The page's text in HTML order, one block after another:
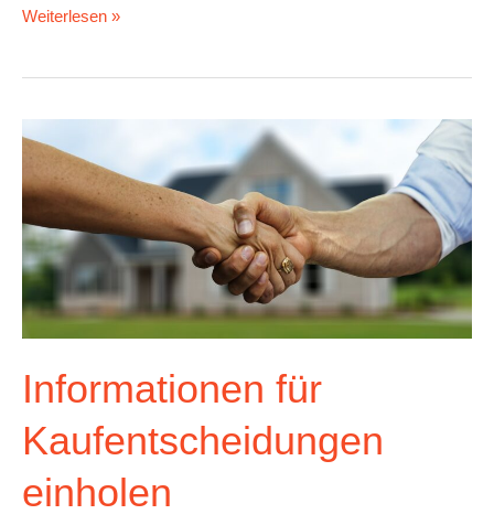
Weiterlesen »
Informationen für
Kaufentscheidungen
einholen
Informationen
Kaufentscheidungen
einholen